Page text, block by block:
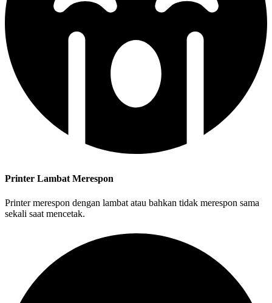
Printer Lambat Merespon
Printer merespon dengan lambat atau bahkan tidak merespon sama
sekali saat mencetak.